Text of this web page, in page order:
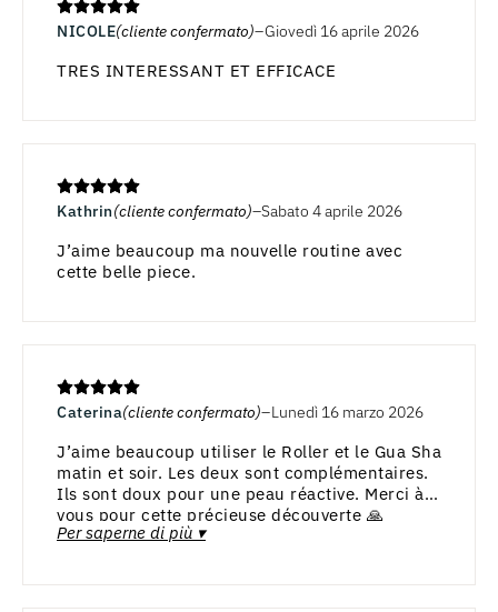
NICOLE(cliente confermato) Giovedì 16 aprile 2026
TRES INTERESSANT ET EFFICACE
Kathrin(cliente confermato) Sabato 4 aprile 2026
J’aime beaucoup ma nouvelle routine avec
cette belle piece.
Caterina(cliente confermato) Lunedì 16 marzo 2026
J’aime beaucoup utiliser le Roller et le Gua Sha
matin et soir. Les deux sont complémentaires.
Ils sont doux pour une peau réactive. Merci à
vous pour cette précieuse découverte 🙏
Per saperne di più ▾